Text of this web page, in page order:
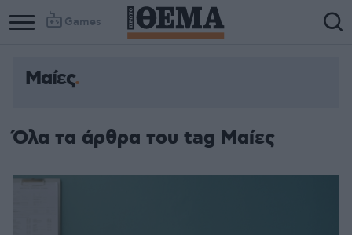
Games
Μαίες
Όλα τα άρθρα του tag Μαίες